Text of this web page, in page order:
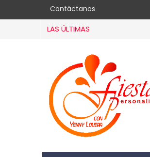
Contáctanos
LAS ÚLTIMAS